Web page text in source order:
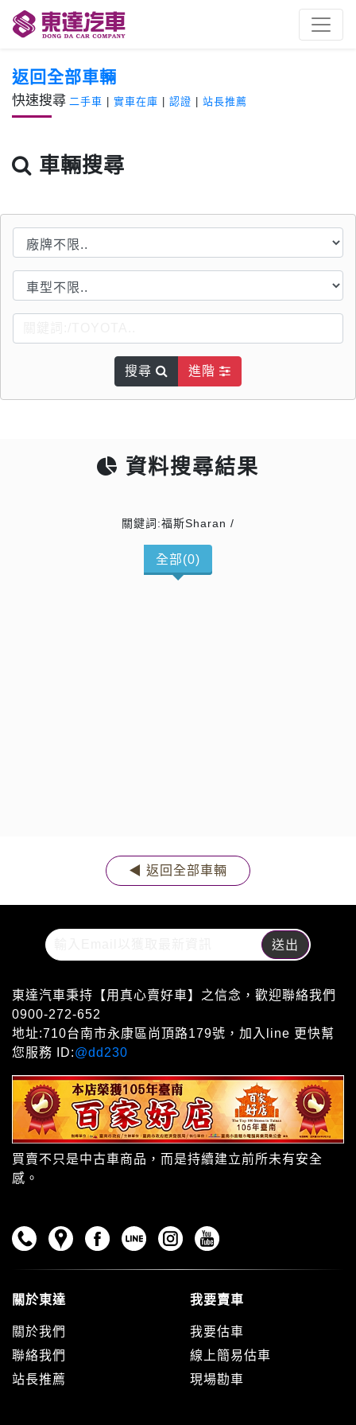
返回全部車輛
快速搜尋 二手車 實車在庫 認證 站長推薦
車輛搜尋
搜尋 進階
資料搜尋結果
關鍵詞:福斯Sharan /
全部(0)
◀ 返回全部車輛
東達汽車秉持【用真心賣好車】之信念，歡迎聯絡我們
0900-272-652
地址:710台南市永康區尚頂路179號，加入line 更快幫
您服務 ID:@dd230
買賣不只是中古車商品，而是持續建立前所未有安全
感。
關於東達
關於我們
聯絡我們
站長推薦
我要賣車
我要估車
線上簡易估車
現場勘車